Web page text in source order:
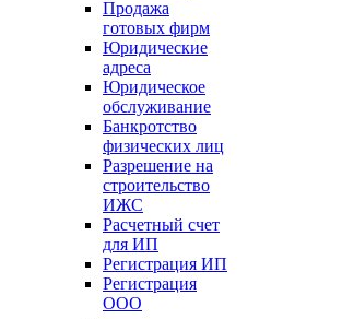
Продажа
готовых фирм
Юридические
адреса
Юридическое
обслуживание
Банкротство
физических лиц
Разрешение на
строительство
ИЖС
Расчетный счет
для ИП
Регистрация ИП
Регистрация
ООО